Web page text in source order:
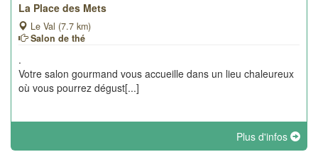
La Place des Mets
Le Val (7.7 km)
Salon de thé
.
Votre salon gourmand vous accueille dans un lieu chaleureux
où vous pourrez dégust[...]
Plus d'infos